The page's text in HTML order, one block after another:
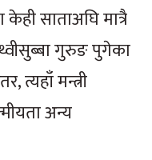
साताअघि मात्रै
गुरुङ पुगेका
त्यहाँ मन्त्री
अन्य